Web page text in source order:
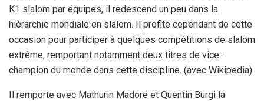
K1 slalom par équipes, il redescend un peu dans la
hiérarchie mondiale en slalom. Il profite cependant de cette
occasion pour participer à quelques compétitions de slalom
extrême, remportant notamment deux titres de vice-
champion du monde dans cette discipline. (avec Wikipedia)
Il remporte avec Mathurin Madoré et Quentin Burgi la